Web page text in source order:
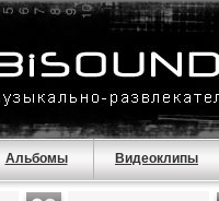
Альбомы Видеоклипы